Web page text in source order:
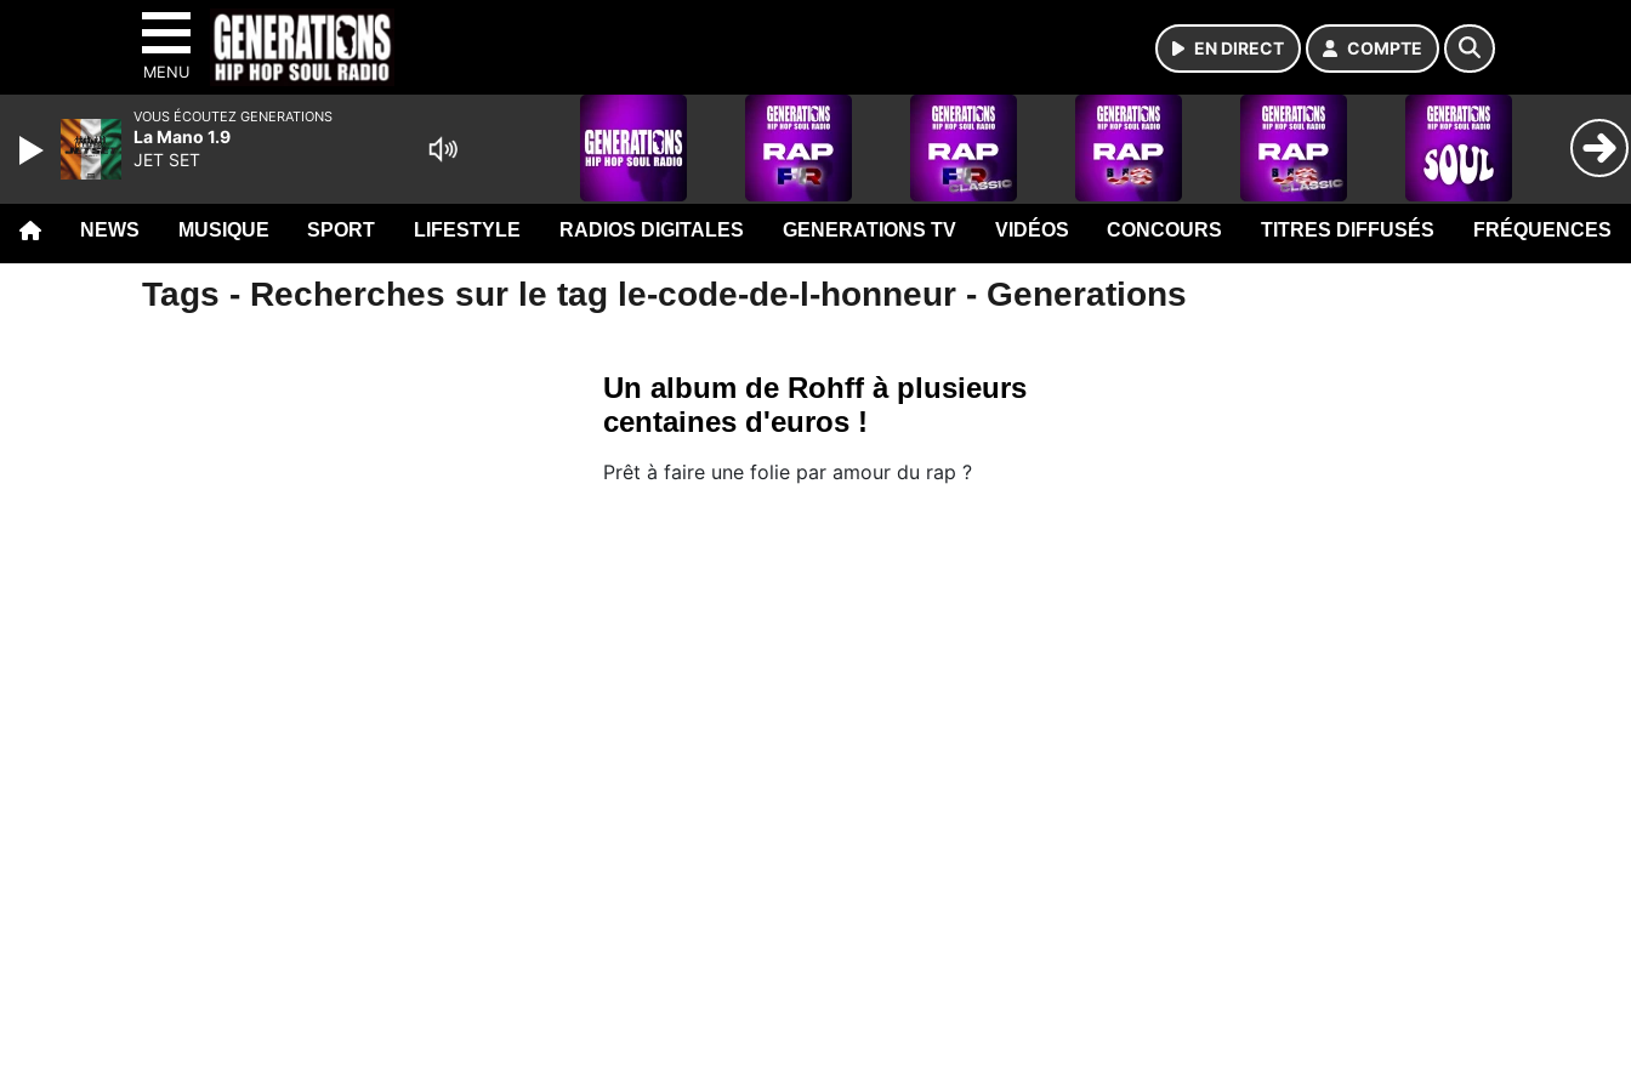
MENU
EN DIRECT COMPTE
NEWS MUSIQUE SPORT LIFESTYLE RADIOS DIGITALES GENERATIONS TV VIDÉOS CONCOURS TITRES DIFFUSÉS FRÉQUENCES
Tags - Recherches sur le tag le-code-de-l-honneur - Generations
Un album de Rohff à plusieurs
centaines d'euros !
Prêt à faire une folie par amour du rap ?
VOUS ÉCOUTEZ GENERATIONS
La Mano 1.9
JET SET